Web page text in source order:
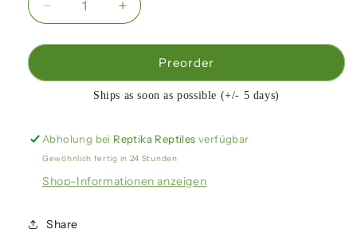
Verringere
die
Menge
Arcadia
D3
reptile
lamp
Erhöhe
die
Menge
Arcadia
-
D3
reptile
lamp
Preorder
Ships as soon as possible (+/- 5 days)
Abholung bei Reptika Reptiles verfügbar
Gewöhnlich fertig in 24 Stunden
Shop-Informationen anzeigen
Share